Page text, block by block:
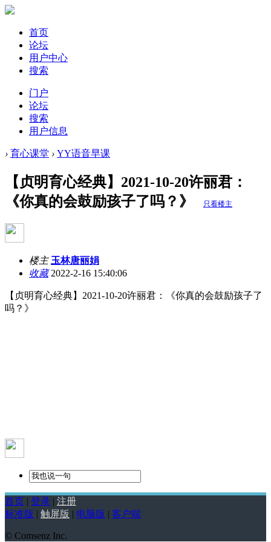
首页
论坛
用户中心
搜索
门户
论坛
搜索
用户信息
› 育心课堂 › YY语音早课
【贞明育心经典】2021-10-20许丽君：
《你真的会鼓励孩子了吗？》
只看楼主
楼主 玉林唐丽娟
收藏2022-2-16 15:40:06
【贞明育心经典】2021-10-20许丽君：《你真的会鼓励孩子了
吗？》
首页 | 登录 | 注册
标准版 | 触屏版 | 电脑版 | 客户端
© Comsenz Inc.